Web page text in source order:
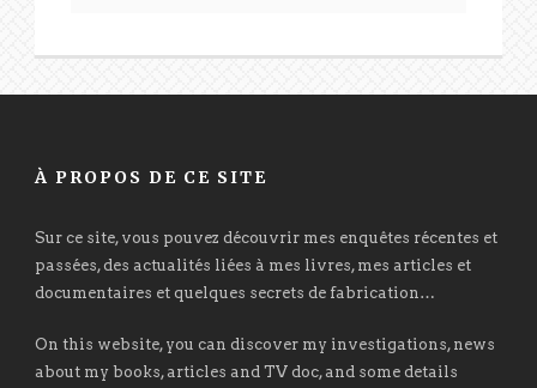
À PROPOS DE CE SITE
Sur ce site, vous pouvez découvrir mes enquêtes récentes et
passées, des actualités liées à mes livres, mes articles et
documentaires et quelques secrets de fabrication…
On this website, you can discover my investigations, news
about my books, articles and TV doc, and some details